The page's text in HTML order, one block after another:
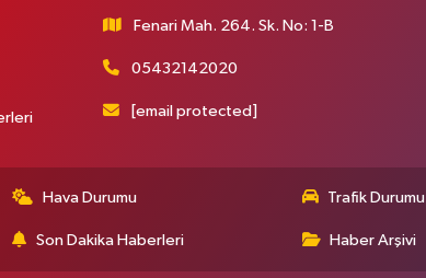
Fenari Mah. 264. Sk. No: 1-B
05432142020
[email protected]
Hava Durumu Trafik Durumu
Son Dakika Haberleri Haber Arşivi